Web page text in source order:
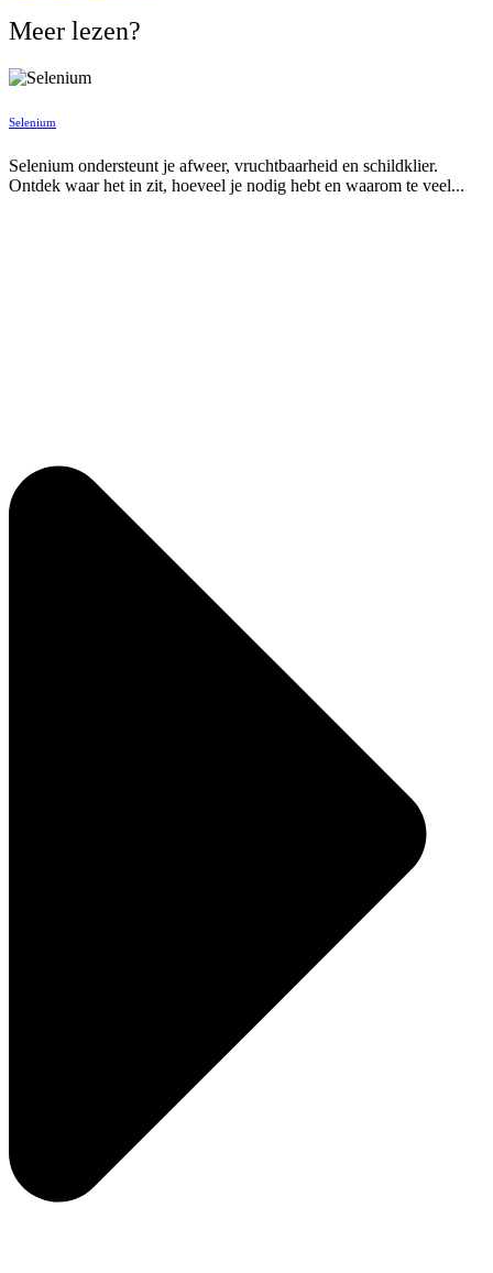
Meer lezen?
Selenium
Selenium ondersteunt je afweer, vruchtbaarheid en schildklier.
Ontdek waar het in zit, hoeveel je nodig hebt en waarom te veel...